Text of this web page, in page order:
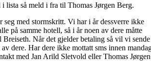
lista så meld i fra til Thomas Jørgen Berg.
seg med stormskritt. Vi har i år dessverre ikke
på samme hotell, så i år noen av dere måtte
Breiseth. Når det gjelder betaling så vil vi sende
dere. Har dere ikke mottatt sms innen
med Jan Arild Sletvold eller Thomas Jørgen